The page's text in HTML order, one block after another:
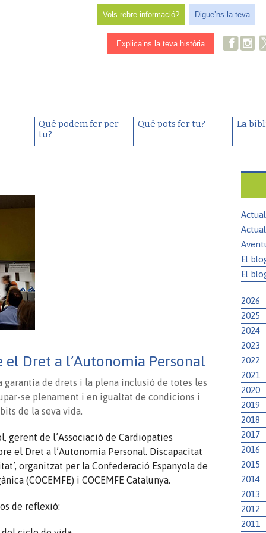
Vols rebre informació? Digue’ns la teva
Explica’ns la teva història
Què podem fer per
tu?
Què pots fer tu? La
el Dret a l’Autonomia Personal
garantia de drets i la plena inclusió de totes les
se plenament i en igualtat de condicions i
de la seva vida.
gerent de l’Associació de Cardiopaties
el Dret a l’Autonomia Personal. Discapacitat
organitzat per la Confederació Espanyola de
(COCEMFE) i COCEMFE Catalunya.
de reflexió:
El
El
2026
2025
2024
2023
2022
2021
2020
2019
2018
2017
2016
2015
2014
2013
2012
2011